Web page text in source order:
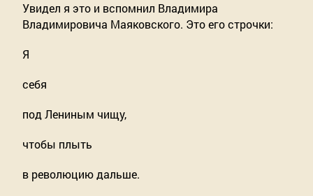
Увидел я это и вспомнил Владимира
Владимировича Маяковского. Это его строчки:
Я
себя
под Лениным чищу,
чтобы плыть
в революцию дальше.